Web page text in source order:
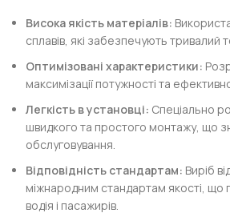
Висока якість матеріалів:
сплавів, які забезпечують тривалий
Оптимізовані характеристики:
максимізації потужності та
Легкість в установці: Спеціально
швидкого та простого монтажу, що
обслуговування.
Відповідність стандартам: Виріб
міжнародним стандартам якості, що
водія і пасажирів.